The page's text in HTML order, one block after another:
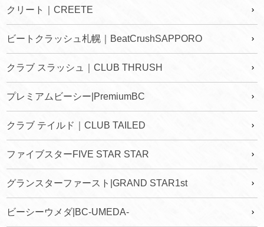
クリート｜CREETE
ビートクラッシュ札幌｜BeatCrushSAPPORO
クラブ スラッシュ｜CLUB THRUSH
プレミアムビーシー|PremiumBC
クラブ テイルド｜CLUB TAILED
ファイブスターFIVE STAR STAR
グランスターファースト|GRAND STAR1st
ビーシーウメダ|BC-UMEDA-